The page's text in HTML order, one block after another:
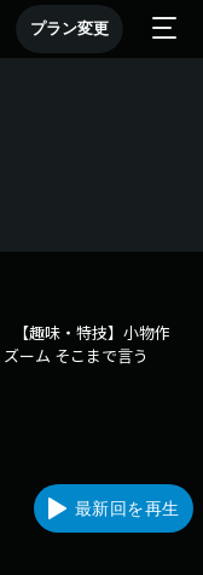
プラン変更
【趣味・特技】小物作
ーム そこまで言う
最新回を再生